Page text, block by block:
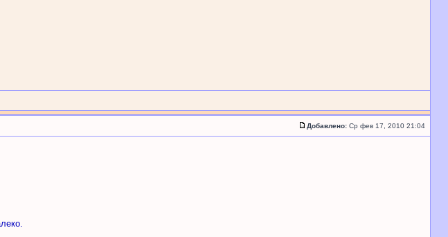
Добавлено: Ср фев 17, 2010 21:04